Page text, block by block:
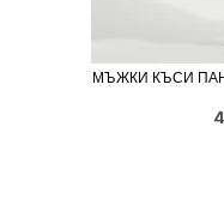
МЪЖКИ КЪСИ